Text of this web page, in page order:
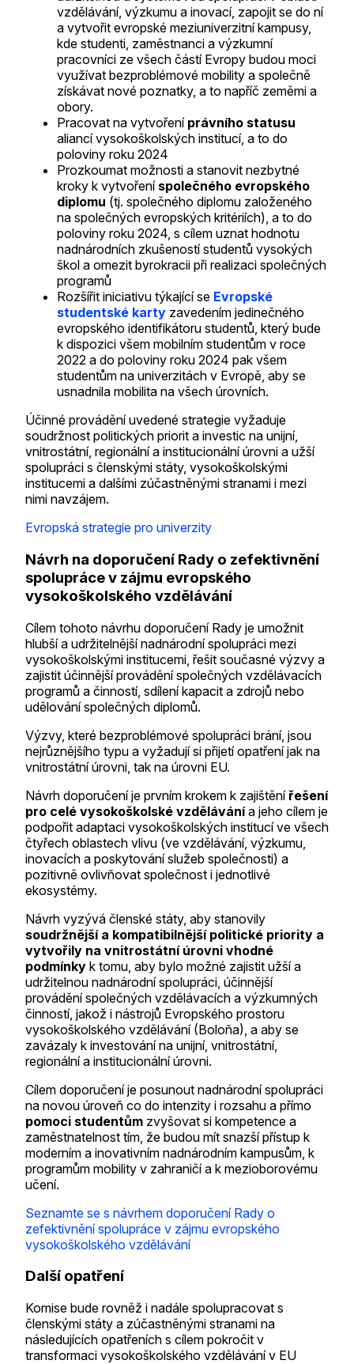
vzdělávání, výzkumu a inovací, zapojit se do ní
a vytvořit evropské meziuniverzitní kampusy,
kde studenti, zaměstnanci a výzkumní
pracovníci ze všech částí Evropy budou moci
využívat bezproblémové mobility a společně
získávat nové poznatky, a to napříč zeměmi a
obory.
Pracovat na vytvoření právního statusu
aliancí vysokoškolských institucí, a to do
poloviny roku 2024
Prozkoumat možnosti a stanovit nezbytné
kroky k vytvoření společného evropského
diplomu (tj. společného diplomu založeného
na společných evropských kritériích), a to do
poloviny roku 2024, s cílem uznat hodnotu
nadnárodních zkušeností studentů vysokých
škol a omezit byrokracii při realizaci společných
programů
Rozšířit iniciativu týkající se Evropské
studentské karty zavedením jedinečného
evropského identifikátoru studentů, který bude
k dispozici všem mobilním studentům v roce
2022 a do poloviny roku 2024 pak všem
studentům na univerzitách v Evropě, aby se
usnadnila mobilita na všech úrovních.
Účinné provádění uvedené strategie vyžaduje
soudržnost politických priorit a investic na unijní,
vnitrostátní, regionální a institucionální úrovni a užší
spolupráci s členskými státy, vysokoškolskými
institucemi a dalšími zúčastněnými stranami i mezi
nimi navzájem.
Evropská strategie pro univerzity
Návrh na doporučení Rady o zefektivnění
spolupráce v zájmu evropského
vysokoškolského vzdělávání
Cílem tohoto návrhu doporučení Rady je umožnit
hlubší a udržitelnější nadnárodní spolupráci mezi
vysokoškolskými institucemi, řešit současné výzvy a
zajistit účinnější provádění společných vzdělávacích
programů a činností, sdílení kapacit a zdrojů nebo
udělování společných diplomů.
Výzvy, které bezproblémové spolupráci brání, jsou
nejrůznějšího typu a vyžadují si přijetí opatření jak na
vnitrostátní úrovni, tak na úrovni EU.
Návrh doporučení je prvním krokem k zajištěnířešení
pro celé vysokoškolské vzdělávánía jeho cílem je
podpořit adaptaci vysokoškolských institucí ve všech
čtyřech oblastech vlivu (ve vzdělávání, výzkumu,
inovacích a poskytování služeb společnosti) a
pozitivně ovlivňovat společnost i jednotlivé
ekosystémy.
Návrh vyzývá členské státy, aby stanovily
soudržnější a kompatibilnější politické priority a
vytvořily na vnitrostátní úrovni vhodné
podmínky k tomu, aby bylo možné zajistit užší a
udržitelnou nadnárodní spolupráci, účinnější
provádění společných vzdělávacích a výzkumných
činností, jakož i nástrojů Evropského prostoru
vysokoškolského vzdělávání (Boloňa), a aby se
zavázaly k investování na unijní, vnitrostátní,
regionální a institucionální úrovni.
Cílem doporučení je posunout nadnárodní spolupráci
na novou úroveň co do intenzity i rozsahu a přímo
pomoci studentům zvyšovat si kompetence a
zaměstnatelnost tím, že budou mít snazší přístup k
moderním a inovativním nadnárodním kampusům, k
programům mobility v zahraničí a k mezioborovému
učení.
Seznamte se s návrhem doporučení Rady o
zefektivnění spolupráce v zájmu evropského
vysokoškolského vzdělávání
Další opatření
Komise bude rovněž i nadále spolupracovat s
členskými státy a zúčastněnými stranami na
následujících opatřeních s cílem pokročit v
transformaci vysokoškolského vzdělávání v EU